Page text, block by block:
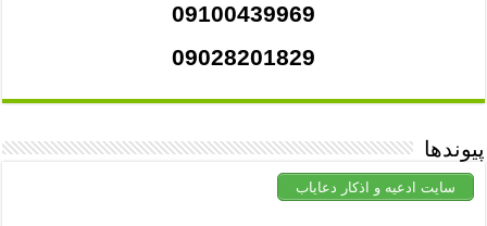
09100439969
09028201829
پیوندها
سایت ادعیه و اذکار دعایاب